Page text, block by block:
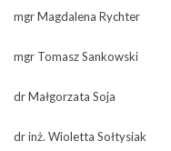
mgr Magdalena Rychter
mgr Tomasz Sankowski
dr Małgorzata Soja
dr inż. Wioletta Sołtysiak